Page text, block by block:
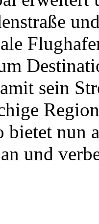
sein
bietet nun
und